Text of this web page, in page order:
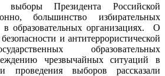
выборы Президента Российской
большинство избирательных
в образовательных организациях. О
и антитеррористической
образовательных
чрезвычайных ситуаций в
проведения выборов рассказали